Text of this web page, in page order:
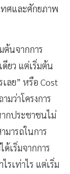
ทศและศักยภาพ
ต้นจากการ
ยว แต่เริ่มต้น
ลย” หรือ Cost
มว่าโครงการ
กประชาชนไม่
ารถในการ
เริ่มจากการ
รเท่าไร แต่เริ่ม